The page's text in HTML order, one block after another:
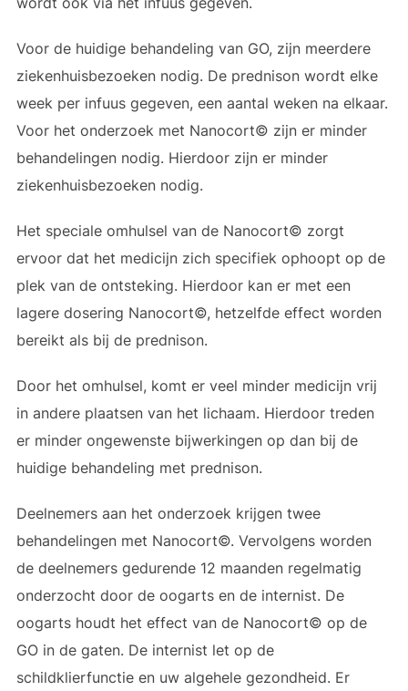
Voor de huidige behandeling van GO, zijn meerdere
ziekenhuisbezoeken nodig. De prednison wordt elke
week per infuus gegeven, een aantal weken na elkaar.
Voor het onderzoek met Nanocort© zijn er minder
behandelingen nodig. Hierdoor zijn er minder
ziekenhuisbezoeken nodig.
Het speciale omhulsel van de Nanocort© zorgt
ervoor dat het medicijn zich specifiek ophoopt op de
plek van de ontsteking. Hierdoor kan er met een
lagere dosering Nanocort©, hetzelfde effect worden
bereikt als bij de prednison.
Door het omhulsel, komt er veel minder medicijn vrij
in andere plaatsen van het lichaam. Hierdoor treden
er minder ongewenste bijwerkingen op dan bij de
huidige behandeling met prednison.
Deelnemers aan het onderzoek krijgen twee
behandelingen met Nanocort©. Vervolgens worden
de deelnemers gedurende 12 maanden regelmatig
onderzocht door de oogarts en de internist. De
oogarts houdt het effect van de Nanocort© op de
GO in de gaten. De internist let op de
schildklierfunctie en uw algehele gezondheid. Er